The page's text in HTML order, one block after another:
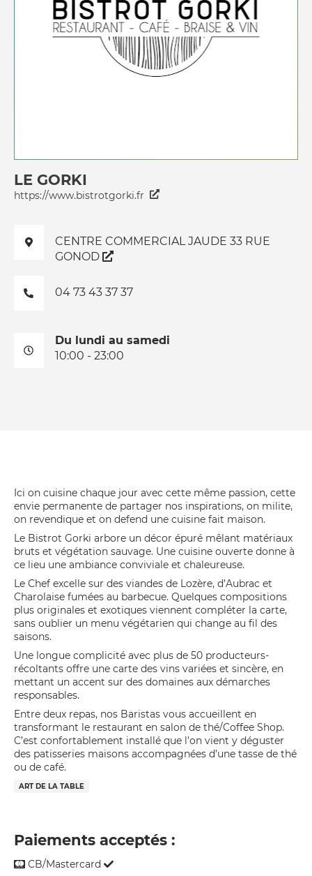
LE GORKI
https://www.bistrotgorki.fr
CENTRE COMMERCIAL JAUDE 33 RUE
GONOD
04 73 43 37 37
Du lundi au samedi
10:00 - 23:00
Ici on cuisine chaque jour avec cette même passion, cette
envie permanente de partager nos inspirations, on milite,
on revendique et on defend une cuisine fait maison.
Le Bistrot Gorki arbore un décor épuré mêlant matériaux
bruts et végétation sauvage. Une cuisine ouverte donne à
ce lieu une ambiance conviviale et chaleureuse.
Le Chef excelle sur des viandes de Lozère, d’Aubrac et
Charolaise fumées au barbecue. Quelques compositions
plus originales et exotiques viennent compléter la carte,
sans oublier un menu végétarien qui change au fil des
saisons.
Une longue complicité avec plus de 50 producteurs-
récoltants offre une carte des vins variées et sincère, en
mettant un accent sur des domaines aux démarches
responsables.
Entre deux repas, nos Baristas vous accueillent en
transformant le restaurant en salon de thé/Coffee Shop.
C’est confortablement installé que l’on vient y déguster
des patisseries maisons accompagnées d’une tasse de thé
ou de café.
ART DE LA TABLE
Paiements acceptés :
CB/Mastercard